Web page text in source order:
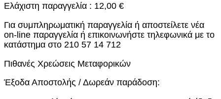
Ελάχιστη παραγγελία : 12,00 €
Για συμπληρωματική παραγγελία ή αποστείλετε νέα
on-line παραγγελία ή επικοινωνήστε τηλεφωνικά με το
κατάστημα στο 210 57 14 712
Πιθανές Χρεώσεις Μεταφορικών
Έξοδα Αποστολής / Δωρεάν παράδοση: